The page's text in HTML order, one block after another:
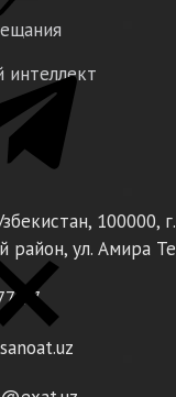
интеллект
100000,
район, ул. Амира
77